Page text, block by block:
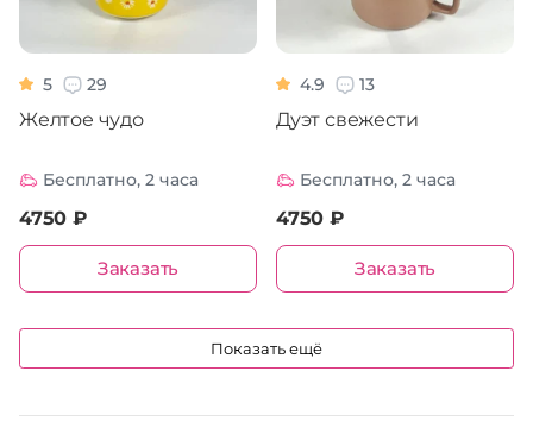
5 29
Желтое чудо
Бесплатно, 2 часа
4750 ₽
Заказать
4.9 13
Дуэт свежести
Бесплатно, 2 часа
4750 ₽
Заказать
Показать ещё